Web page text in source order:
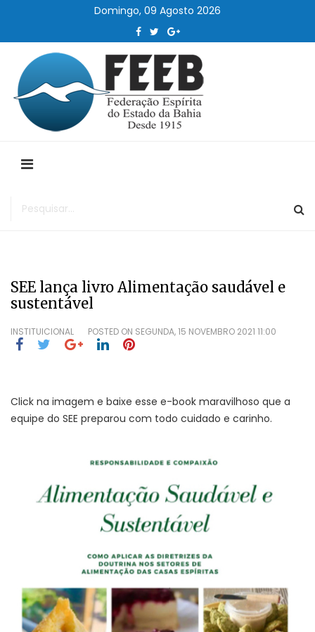
Domingo, 09 Agosto 2026
SEE lança livro Alimentação saudável e
sustentável
INSTITUICIONAL POSTED ON SEGUNDA, 15 NOVEMBRO 2021 11:00
Click na imagem e baixe esse e-book maravilhoso que a
equipe do SEE preparou com todo cuidado e carinho.